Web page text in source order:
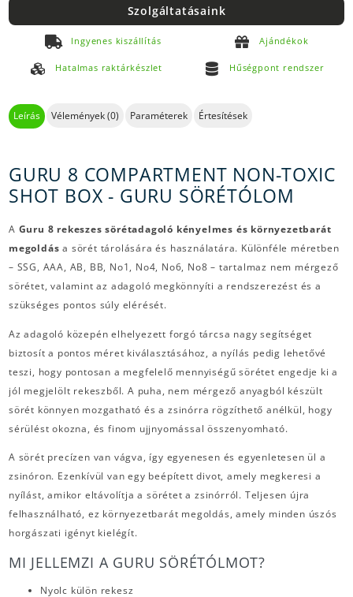
Szolgáltatásaink
Ingyenes kiszállítás Ajándékok
Hatalmas raktárkészlet Hűségpont rendszer
Leírás Vélemények (0) Paraméterek Értesítések
GURU 8 COMPARTMENT NON-TOXIC
SHOT BOX - GURU SÖRÉTÓLOM
A Guru 8 rekeszes sörétadagoló kényelmes és környezetbarát
megoldás a sörét tárolására és használatára. Különféle méretben
– SSG, AAA, AB, BB, No1, No4, No6, No8 – tartalmaz nem mérgező
sörétet, valamint az adagoló megkönnyíti a rendszerezést és a
szükséges pontos súly elérését.
Az adagoló közepén elhelyezett forgó tárcsa nagy segítséget
biztosít a pontos méret kiválasztásához, a nyílás pedig lehetővé
teszi, hogy pontosan a megfelelő mennyiségű sörétet engedje ki a
jól megjelölt rekeszből. A puha, nem mérgező anyagból készült
sörét könnyen mozgatható és a zsinórra rögzíthető anélkül, hogy
sérülést okozna, és finom ujjnyomással összenyomható.
A sörét precízen van vágva, így egyenesen és egyenletesen ül a
zsinóron. Ezenkívül van egy beépített divot, amely megkeresi a
nyílást, amikor eltávolítja a sörétet a zsinórról. Teljesen újra
felhasználható, ez környezetbarát megoldás, amely minden úszós
horgászati igényt kielégít.
MI JELLEMZI A GURU SÖRÉTÓLMOT?
Nyolc külön rekesz